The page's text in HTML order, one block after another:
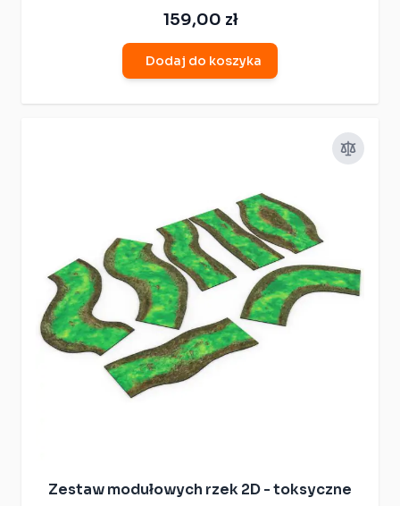
159,00 zł
Dodaj do koszyka
Zestaw modułowych rzek 2D - toksyczne